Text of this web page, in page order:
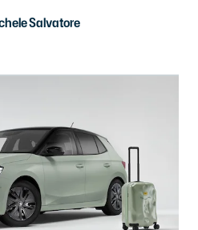
Salvatore